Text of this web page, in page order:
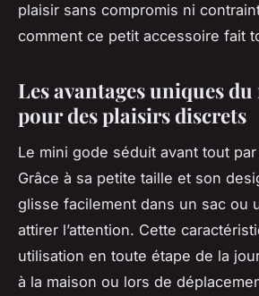
plaisir sans compromis ni
comment ce petit accessoire fait
Les avantages uniques
pour des plaisirs discrets
Le mini gode séduit avant tout
Grâce à sa petite taille et son
glisse facilement dans un sac ou
attirer l’attention. Cette
utilisation en toute étape de la
à la maison ou lors de